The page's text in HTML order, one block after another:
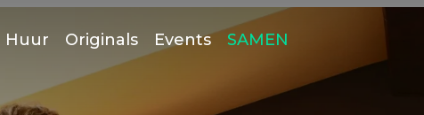
Huur Originals Events SAMEN